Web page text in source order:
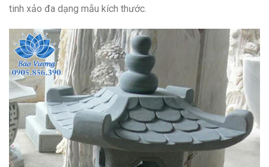
tinh xảo đa dạng mẫu kích thước.